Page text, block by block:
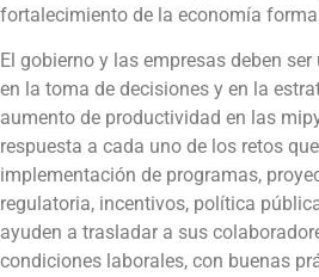
fortalecimiento de la economía
El gobierno y las empresas deben
en la toma de decisiones y en la
aumento de productividad en las
respuesta a cada uno de los retos
implementación de programas,
regulatoria, incentivos, política
ayuden a trasladar a sus
condiciones laborales, con buenas